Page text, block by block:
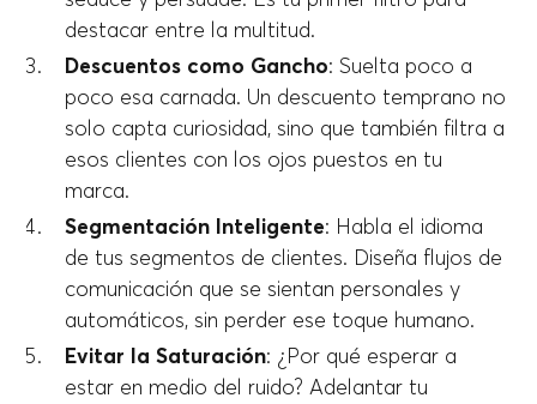
destacar entre la multitud.
Descuentos como Gancho: Suelta poco a
poco esa carnada. Un descuento temprano no
solo capta curiosidad, sino que también filtra a
esos clientes con los ojos puestos en tu
marca.
Segmentación Inteligente: Habla el idioma
de tus segmentos de clientes. Diseña flujos de
comunicación que se sientan personales y
automáticos, sin perder ese toque humano.
Evitar la Saturación: ¿Por qué esperar a
estar en medio del ruido? Adelantar tu